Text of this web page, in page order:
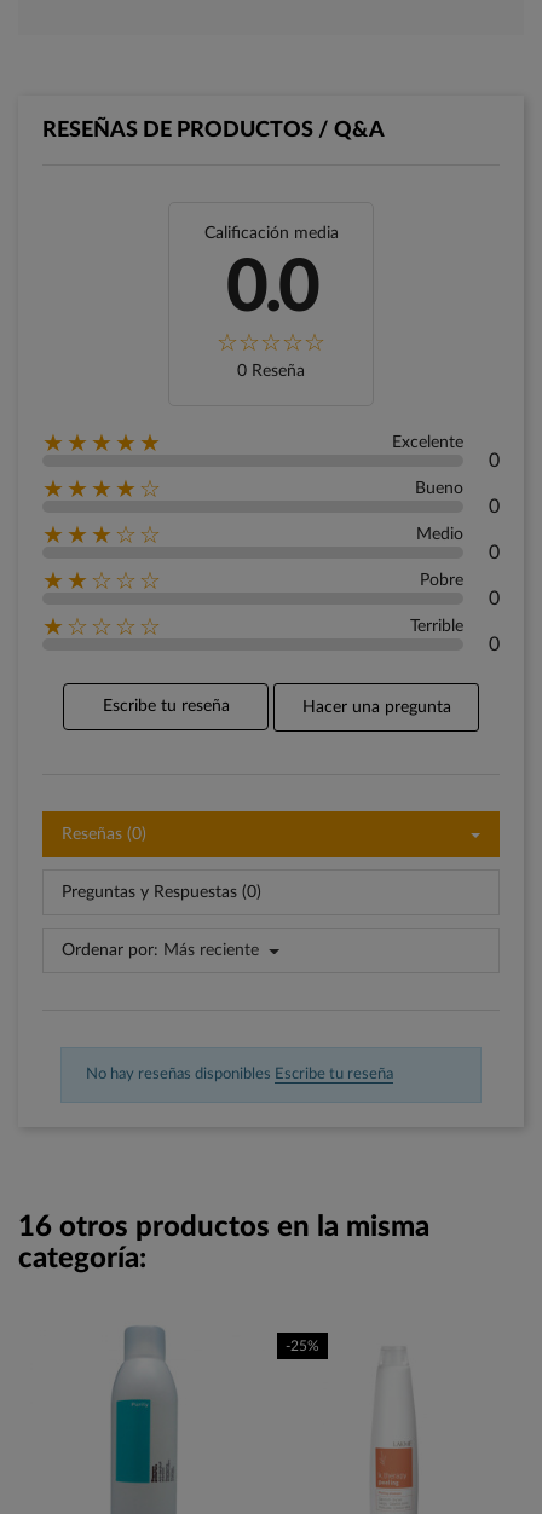
RESEÑAS DE PRODUCTOS / Q&A
Calificación media
0.0
0 Reseña
★★★★★ Excelente
0
★★★★☆ Bueno
0
★★★☆☆ Medio
0
★★☆☆☆ Pobre
0
★☆☆☆☆ Terrible
0
Escribe tu reseña Hacer una pregunta
Reseñas (0)
Preguntas y Respuestas (0)
Ordenar por: Más reciente
No hay reseñas disponibles Escribe tu reseña
16 otros productos en la misma
categoría:
-25%